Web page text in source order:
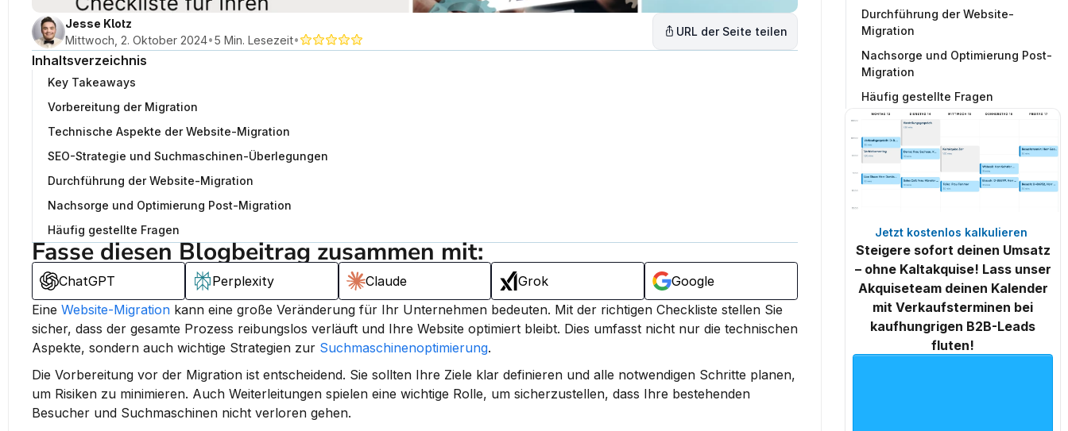
Durchführung der Website-
Migration
Nachsorge und Optimierung Post-
Migration
Häufig gestellte Fragen
Jetzt kostenlos kalkulieren
Steigere sofort deinen Umsatz
– ohne Kaltakquise! Lass unser
Akquiseteam deinen Kalender
mit Verkaufsterminen bei
kaufhungrigen B2B-Leads
fluten!
Jesse Klotz
Mittwoch, 2. Oktober 2024•5 Min. Lesezeit•
URL der Seite teilen
Inhaltsverzeichnis
Key Takeaways
Vorbereitung der Migration
Technische Aspekte der Website-Migration
SEO-Strategie und Suchmaschinen-Überlegungen
Durchführung der Website-Migration
Nachsorge und Optimierung Post-Migration
Häufig gestellte Fragen
Fasse diesen Blogbeitrag zusammen mit:
ChatGPT Perplexity Claude Grok
Google
Eine Website-Migration kann eine große Veränderung für Ihr Unternehmen bedeuten. Mit der richtigen Checkliste stellen Sie
sicher, dass der gesamte Prozess reibungslos verläuft und Ihre Website optimiert bleibt. Dies umfasst nicht nur die technischen
Aspekte, sondern auch wichtige Strategien zur Suchmaschinenoptimierung.
Die Vorbereitung vor der Migration ist entscheidend. Sie sollten Ihre Ziele klar definieren und alle notwendigen Schritte planen,
um Risiken zu minimieren. Auch Weiterleitungen spielen eine wichtige Rolle, um sicherzustellen, dass Ihre bestehenden
Besucher und Suchmaschinen nicht verloren gehen.